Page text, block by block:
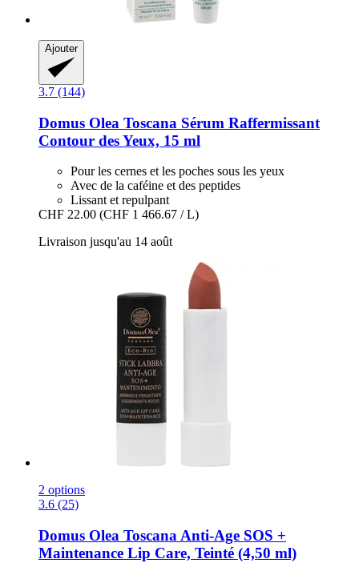
Ajouter
3.7 (144)
Domus Olea Toscana Sérum Raffermissant
Contour des Yeux, 15 ml
Pour les cernes et les poches sous les yeux
Avec de la caféine et des peptides
Lissant et repulpant
CHF 22.00 (CHF 1 466.67 / L)
Livraison jusqu'au 14 août
2 options
3.6 (25)
Domus Olea Toscana Anti-​Age SOS +
Maintenance Lip Care, Teinté (4,50 ml)